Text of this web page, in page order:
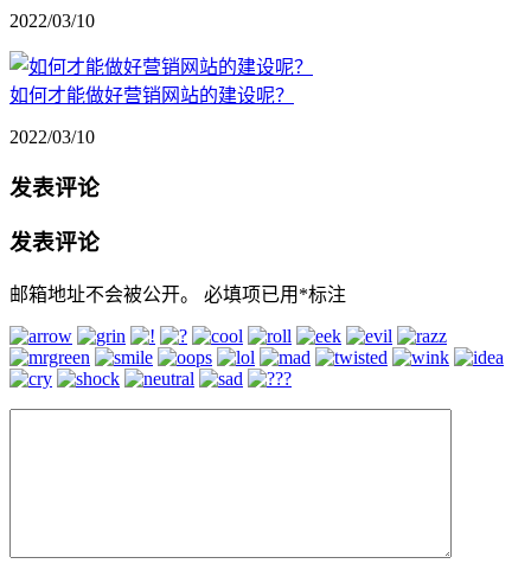
2022/03/10
如何才能做好营销网站的建设呢？
2022/03/10
发表评论
发表评论
邮箱地址不会被公开。 必填项已用 *标注